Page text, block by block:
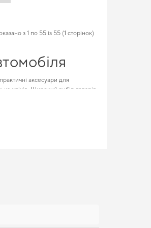
з 1 по 55 із 55 (1 сторінок)
аксесуари для
кліків. Широкий вибір товарів